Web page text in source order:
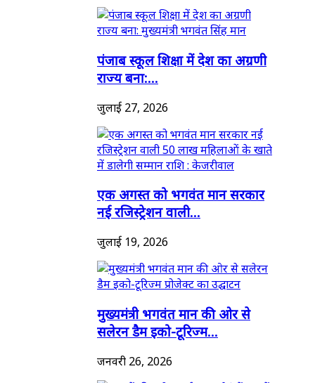
पंजाब स्कूल शिक्षा में देश का अग्रणी
राज्य बना:...
जुलाई 27, 2026
एक अगस्त को भगवंत मान सरकार
नई रजिस्ट्रेशन वाली...
जुलाई 19, 2026
मुख्यमंत्री भगवंत मान की ओर से
सलेरन डैम इको-टूरिज्म...
जनवरी 26, 2026